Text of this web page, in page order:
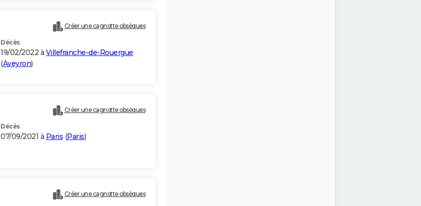
Créer une cagnotte obsèques
Décès
19/02/2022 à Villefranche-de-Rouergue
(Aveyron)
Créer une cagnotte obsèques
Décès
07/09/2021 à Paris (Paris)
Créer une cagnotte obsèques